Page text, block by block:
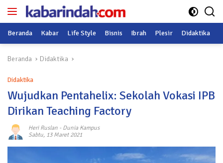
Langsung
Beranda Kabar Life Style Bisnis Ibrah Plesir Didaktika
Beranda Didaktika
Didaktika
Wujudkan Pentahelix: Sekolah Vokasi IPB
Dirikan Teaching Factory
Heri Ruslan - Dunia Kampus
Sabtu, 13 Maret 2021